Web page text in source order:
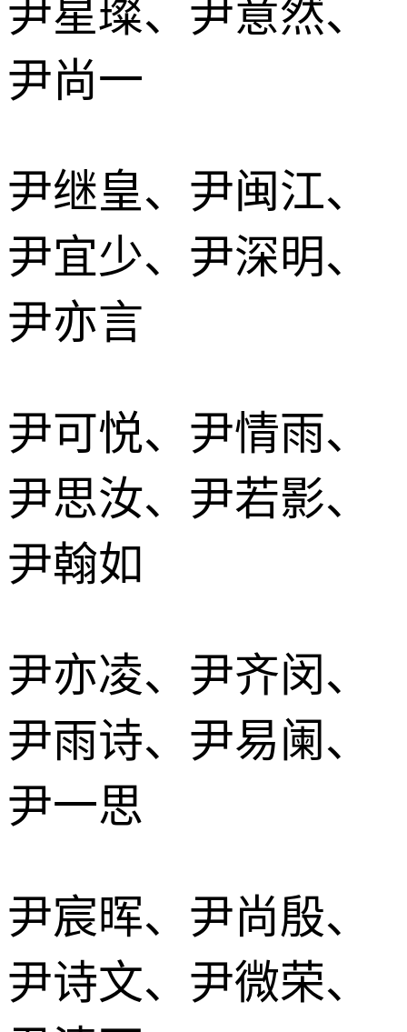
尹星璨、尹意然、
尹尚一
尹继皇、尹闽江、
尹宜少、尹深明、
尹亦言
尹可悦、尹情雨、
尹思汝、尹若影、
尹翰如
尹亦凌、尹齐闵、
尹雨诗、尹易阑、
尹一思
尹宸晖、尹尚殷、
尹诗文、尹微荣、